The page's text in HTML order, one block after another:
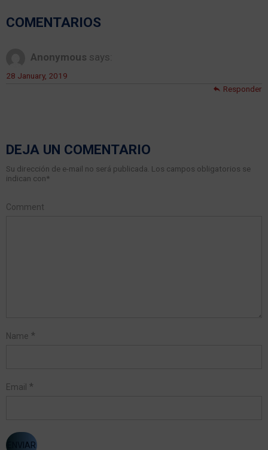
COMENTARIOS
Anonymous says:
28 January, 2019
Responder
DEJA UN COMENTARIO
Su dirección de e-mail no será publicada. Los campos obligatorios se
indican con*
Comment
Name *
Email *